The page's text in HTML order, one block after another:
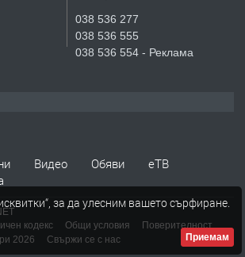
СГЛОБЯВАНЕ НА МЕБЕЛИ.
апартамент под наем в кв.
Училищни, гр. Хасково.
преди 4 дни
038 536 277
038 536 555
038 536 554 - Реклама
Видео Обяви
еТВ
кодекс Общи условия
Поверителност
2026 Свържи се с нас
за да улесним вашето сърфиране.
Приемам